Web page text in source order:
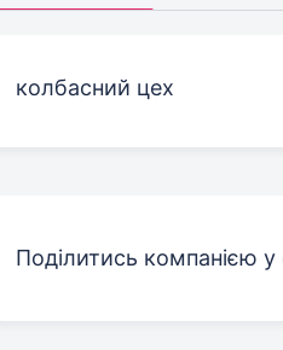
колбасний цех
Поділитись компанією